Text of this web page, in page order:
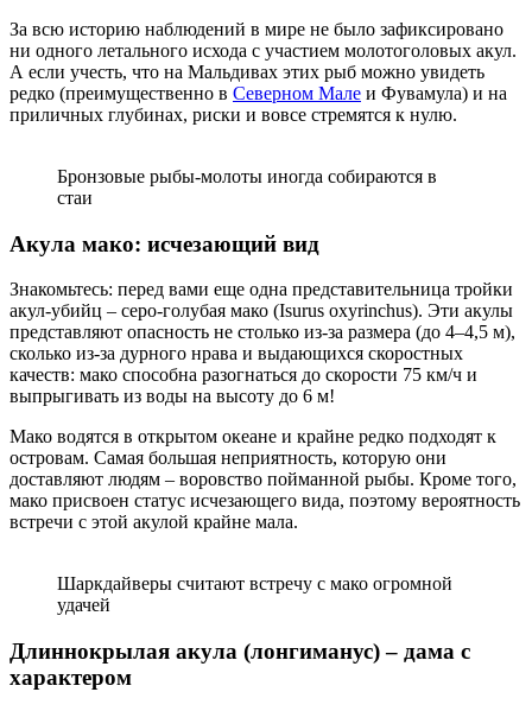
За всю историю наблюдений в мире не было зафиксировано
ни одного летального исхода с участием молотоголовых акул.
А если учесть, что на Мальдивах этих рыб можно увидеть
редко (преимущественно в Северном Мале и Фувамула) и на
приличных глубинах, риски и вовсе стремятся к нулю.
Бронзовые рыбы-молоты иногда собираются в
стаи
Акула мако: исчезающий вид
Знакомьтесь: перед вами еще одна представительница тройки
акул-убийц – серо-голубая мако (Isurus oxyrinchus). Эти акулы
представляют опасность не столько из-за размера (до 4–4,5 м),
сколько из-за дурного нрава и выдающихся скоростных
качеств: мако способна разогнаться до скорости 75 км/ч и
выпрыгивать из воды на высоту до 6 м!
Мако водятся в открытом океане и крайне редко подходят к
островам. Самая большая неприятность, которую они
доставляют людям – воровство пойманной рыбы. Кроме того,
мако присвоен статус исчезающего вида, поэтому вероятность
встречи с этой акулой крайне мала.
Шаркдайверы считают встречу с мако огромной
удачей
Длиннокрылая акула (лонгиманус) – дама с
характером